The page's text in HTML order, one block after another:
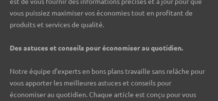
vous puissiez maximiser vos économies tout en profitant de
produits et services de qualité.
Des astuces et conseils pour économiser au quotidien.
Notre équipe d’experts en bons plans travaille sans relâche pour
vous apporter les meilleures astuces et conseils pour
économiser au quotidien. Chaque article est conçu pour vous